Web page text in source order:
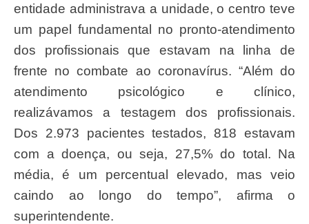
entidade administrava a unidade, o centro teve
um papel fundamental no pronto-atendimento
dos profissionais que estavam na linha de
frente no combate ao coronavírus. “Além do
atendimento psicológico e clínico,
realizávamos a testagem dos profissionais.
Dos 2.973 pacientes testados, 818 estavam
com a doença, ou seja, 27,5% do total. Na
média, é um percentual elevado, mas veio
caindo ao longo do tempo”, afirma o
superintendente.